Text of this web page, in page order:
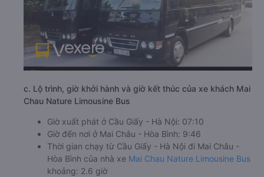
c. Lộ trình, giờ khởi hành và giờ kết thúc của xe khách Mai
Chau Nature Limousine Bus
Giờ xuất phát ở Cầu Giấy - Hà Nội: 07:10
Giờ đến nơi ở Mai Châu - Hòa Bình: 9:46
Thời gian chạy từ Cầu Giấy - Hà Nội đi Mai Châu -
Hòa Bình của nhà xe Mai Chau Nature Limousine Bus
khoảng: 2.6 giờ